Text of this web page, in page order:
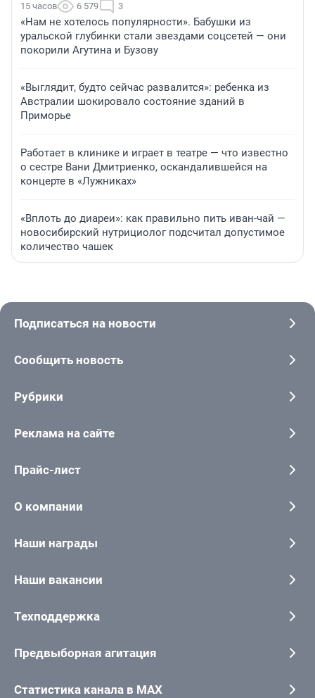
15 часов 6 579 3
«Нам не хотелось популярности». Бабушки из
уральской глубинки стали звездами соцсетей — они
покорили Агутина и Бузову
«Выглядит, будто сейчас развалится»: ребенка из
Австралии шокировало состояние зданий в
Приморье
Работает в клинике и играет в театре — что известно
о сестре Вани Дмитриенко, оскандалившейся на
концерте в «Лужниках»
«Вплоть до диареи»: как правильно пить иван-чай —
новосибирский нутрициолог подсчитал допустимое
количество чашек
Подписаться на новости
Сообщить новость
Рубрики
Реклама на сайте
Прайс-лист
О компании
Наши награды
Наши вакансии
Техподдержка
Предвыборная агитация
Статистика канала в MAX